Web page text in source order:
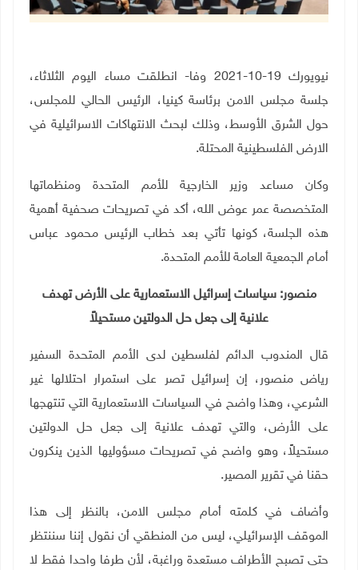
نيويورك 19-10-2021 وفا- انطلقت مساء اليوم الثلاثاء،
جلسة مجلس الامن برئاسة كينيا، الرئيس الحالي للمجلس،
حول الشرق الأوسط، وذلك لبحث الانتهاكات الاسرائيلية في
الارض الفلسطينية المحتلة.
وكان مساعد وزير الخارجية للأمم المتحدة ومنظماتها
المتخصصة عمر عوض الله، أكد في تصريحات صحفية أهمية
هذه الجلسة، كونها تأتي بعد خطاب الرئيس محمود عباس
أمام الجمعية العامة للأمم المتحدة.
منصور: سياسات إسرائيل الاستعمارية على الأرض تهدف
علانية إلى جعل حل الدولتين مستحيلاً
قال المندوب الدائم لفلسطين لدى الأمم المتحدة السفير
رياض منصور، إن إسرائيل تصر على استمرار احتلالها غير
الشرعي، وهذا واضح في السياسات الاستعمارية التي تنتهجها
على الأرض، والتي تهدف علانية إلى جعل حل الدولتين
مستحيلاً، وهو واضح في تصريحات مسؤوليها الذين ينكرون
حقنا في تقرير المصير.
وأضاف في كلمته أمام مجلس الامن، بالنظر إلى هذا
الموقف الإسرائيلي، ليس من المنطقي أن نقول إننا سننتظر
حتى تصبح الأطراف مستعدة وراغبة، لأن طرفا واحدا فقط لا